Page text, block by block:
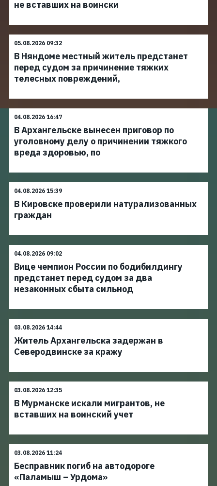
не вставших на воински
05.08.2026 09:32
В Няндоме местный житель предстанет
перед судом за причинение тяжких
телесных повреждений,
04.08.2026 16:47
В Архангельске вынесен приговор по
уголовному делу о причинении тяжкого
вреда здоровью, по
04.08.2026 15:39
В Кировске проверили натурализованных
граждан
04.08.2026 09:02
Вице чемпион России по бодибилдингу
предстанет перед судом за два
незаконных сбыта сильнод
03.08.2026 14:44
Житель Архангельска задержан в
Северодвинске за кражу
03.08.2026 12:35
В Мурманске искали мигрантов, не
вставших на воинский учет
03.08.2026 11:24
Бесправник погиб на автодороге
«Паламыш – Урдома»